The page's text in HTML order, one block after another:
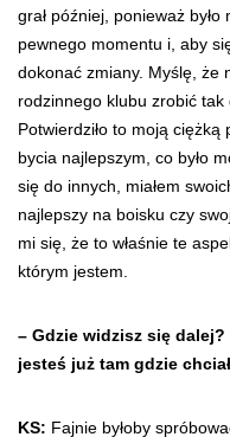
grał później, ponieważ
pewnego momentu i, aby
dokonać zmiany. Myślę, że
rodzinnego klubu zrobić tak
Potwierdziło to moją
bycia najlepszym, co było
się do innych, miałem
najlepszy na boisku czy
mi się, że to właśnie te
którym jestem.
– Gdzie widzisz się
jesteś już tam gdzie
KS: Fajnie byłoby